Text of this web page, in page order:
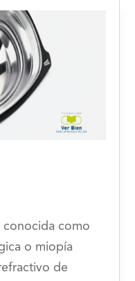
conocida como
o miopía
de